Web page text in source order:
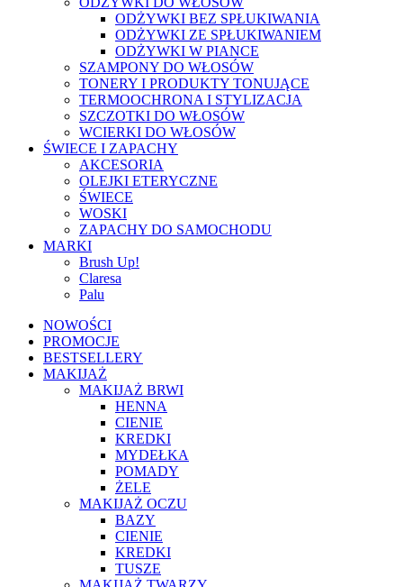
ODŻYWKI BEZ SPŁUKIWANIA
ODŻYWKI ZE SPŁUKIWANIEM
ODŻYWKI W PIANCE
SZAMPONY DO WŁOSÓW
TONERY I PRODUKTY TONUJĄCE
TERMOOCHRONA I STYLIZACJA
SZCZOTKI DO WŁOSÓW
WCIERKI DO WŁOSÓW
ŚWIECE I ZAPACHY
AKCESORIA
OLEJKI ETERYCZNE
ŚWIECE
WOSKI
ZAPACHY DO SAMOCHODU
MARKI
Brush Up!
Claresa
Palu
NOWOŚCI
PROMOCJE
BESTSELLERY
MAKIJAŻ
MAKIJAŻ BRWI
HENNA
CIENIE
KREDKI
MYDEŁKA
POMADY
ŻELE
MAKIJAŻ OCZU
BAZY
CIENIE
KREDKI
TUSZE